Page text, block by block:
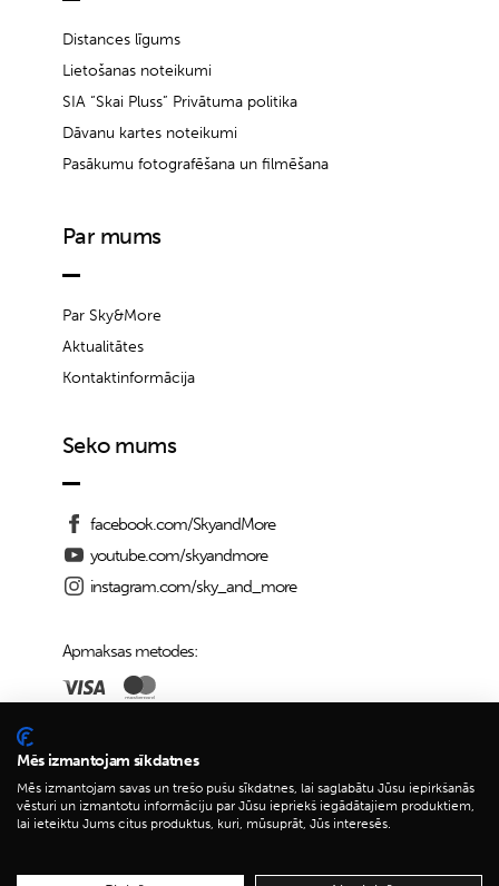
Distances līgums
Lietošanas noteikumi
SIA “Skai Pluss” Privātuma politika
Dāvanu kartes noteikumi
Pasākumu fotografēšana un filmēšana
Par mums
Par Sky&More
Aktualitātes
Kontaktinformācija
Seko mums
facebook.com/SkyandMore
youtube.com/skyandmore
instagram.com/sky_and_more
Apmaksas metodes:
Piegādes iespējas:
Mēs izmantojam sīkdatnes
Mēs izmantojam savas un trešo pušu sīkdatnes, lai saglabātu Jūsu iepirkšanās
vēsturi un izmantotu informāciju par Jūsu iepriekš iegādātajiem produktiem,
lai ieteiktu Jums citus produktus, kuri, mūsuprāt, Jūs interesēs.